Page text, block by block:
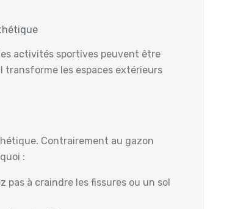
activités sportives peuvent être
transforme les espaces extérieurs
Contrairement au gazon
:
pas à craindre les fissures ou un sol